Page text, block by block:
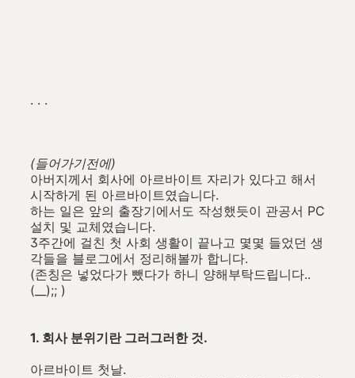
. . .
(들어가기전에)
아버지께서 회사에 아르바이트 자리가 있다고 해서
시작하게 된 아르바이트였습니다.
하는 일은 앞의 출장기에서도 작성했듯이 관공서 PC
설치 및 교체였습니다.
3주간에 걸친 첫 사회 생활이 끝나고 몇몇 들었던 생
각들을 블로그에서 정리해볼까 합니다.
(존칭은 넣었다가 뺐다가 하니 양해부탁드립니다..
(__);; )
1. 회사 분위기란 그러그러한 것.
아르바이트 첫날.